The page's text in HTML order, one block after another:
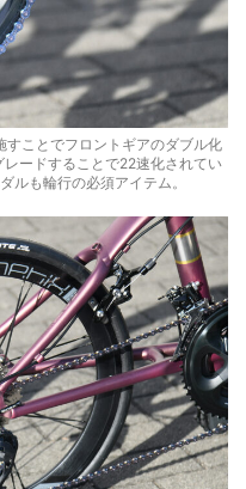
すことでフロントギアのダブル化
ードすることで22速化されてい
ルも輪行の必須アイテム。